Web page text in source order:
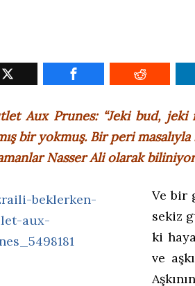
Aux Prunes: “Jeki bud, jeki
bir yokmuş. Bir peri masalıyla
Nasser Ali olarak
Ve bir
sekiz
ki
ve